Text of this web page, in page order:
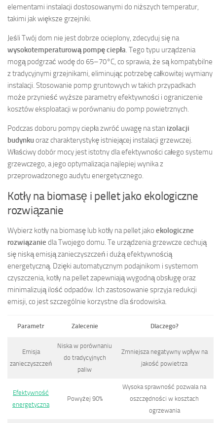
elementami instalacji dostosowanymi do niższych temperatur,
takimi jak większe grzejniki.
Jeśli Twój dom nie jest dobrze ocieplony, zdecyduj się na
wysokotemperaturową pompę ciepła. Tego typu urządzenia
mogą podgrzać wodę do 65–70°C, co sprawia, że są kompatybilne
z tradycyjnymi grzejnikami, eliminując potrzebę całkowitej wymiany
instalacji. Stosowanie pomp gruntowych w takich przypadkach
może przynieść wyższe parametry efektywności i ograniczenie
kosztów eksploatacji w porównaniu do pomp powietrznych.
Podczas doboru pompy ciepła zwróć uwagę na stan izolacji
budynkuoraz charakterystykę istniejącej instalacji grzewczej.
Właściwy dobór mocy jest istotny dla efektywności całego systemu
grzewczego, a jego optymalizacja najlepiej wynika z
przeprowadzonego audytu energetycznego.
Kotły na biomasę i pellet jako ekologiczne
rozwiązanie
Wybierz kotły na biomasę lub kotły na pellet jako ekologiczne
rozwiązanie dla Twojego domu. Te urządzenia grzewcze cechują
się niską emisją zanieczyszczeń i dużą efektywnością
energetyczną. Dzięki automatycznym podajnikom i systemom
czyszczenia, kotły na pellet zapewniają wygodną obsługę oraz
minimalizują ilość odpadów. Ich zastosowanie sprzyja redukcji
emisji, co jest szczególnie korzystne dla środowiska.
Parametr Zalecenie Dlaczego?
Emisja
zanieczyszczeń
Niska w porównaniu
do tradycyjnych
paliw
Zmniejsza negatywny wpływ na
jakość powietrza
Efektywność
energetyczna
Powyżej 90%
Wysoka sprawność pozwala na
oszczędności w kosztach
ogrzewania